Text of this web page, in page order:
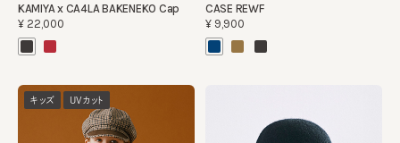
KAMIYA x CA4LA BAKENEKO Cap
¥22,000
CASE REWF
¥9,900
キッズ UVカット